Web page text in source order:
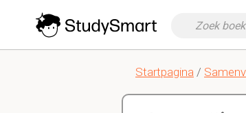
Startpagina /